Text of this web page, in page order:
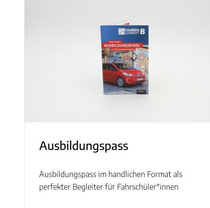
Ausbildungspass
Ausbildungspass im handlichen Format als
perfekter Begleiter für Fahrschüler*innen